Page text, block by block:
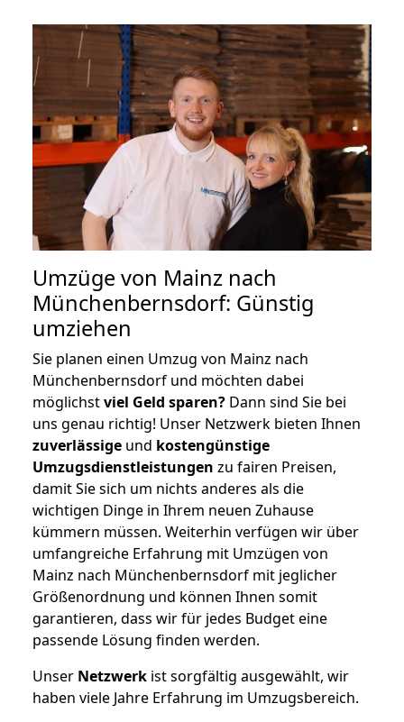
Umzüge von Mainz nach
Münchenbernsdorf: Günstig
umziehen
Sie planen einen Umzug von Mainz nach
Münchenbernsdorf und möchten dabei
möglichstviel Geld sparen? Dann sind Sie bei
uns genau richtig! Unser Netzwerk bieten Ihnen
zuverlässige und kostengünstige
Umzugsdienstleistungen zu fairen Preisen,
damit Sie sich um nichts anderes als die
wichtigen Dinge in Ihrem neuen Zuhause
kümmern müssen. Weiterhin verfügen wir über
umfangreiche Erfahrung mit Umzügen von
Mainz nach Münchenbernsdorf mit jeglicher
Größenordnung und können Ihnen somit
garantieren, dass wir für jedes Budget eine
passende Lösung finden werden.
Unser Netzwerk ist sorgfältig ausgewählt, wir
haben viele Jahre Erfahrung im Umzugsbereich.